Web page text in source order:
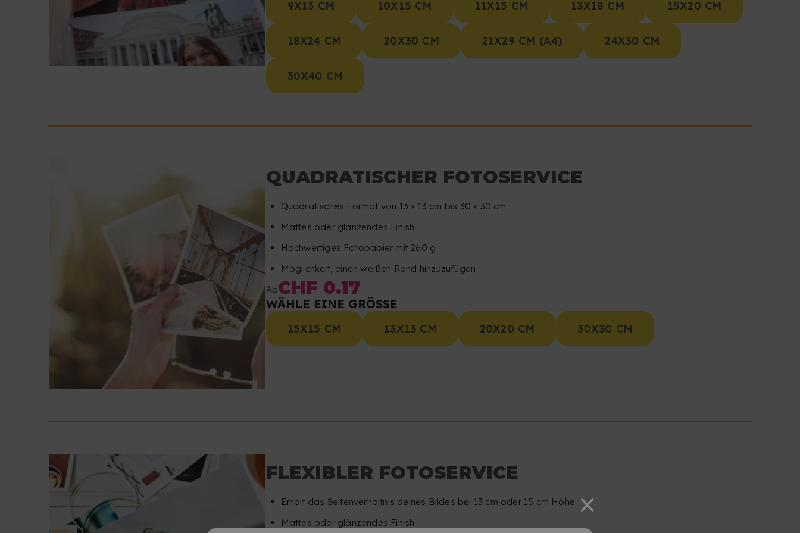
9X13 CM 10X15 CM 11X15 CM 13X18 CM 15X20 CM
18X24 CM 20X30 CM 21X29 CM (A4) 24X30 CM
30X40 CM
QUADRATISCHER FOTOSERVICE
Quadratisches Format von 13 × 13 cm bis 30 × 30 cm
Mattes oder glänzendes Finish
Hochwertiges Fotopapier mit 260 g
Möglichkeit, einen weißen Rand hinzuzufügen
AbCHF 0.17
WÄHLE EINE GRÖSSE
15X15 CM 13X13 CM 20X20 CM 30X30 CM
FLEXIBLER FOTOSERVICE
Erhält das Seitenverhältnis deines Bildes bei 13 cm oder 15 cm Höhe
Mattes oder glänzendes Finish